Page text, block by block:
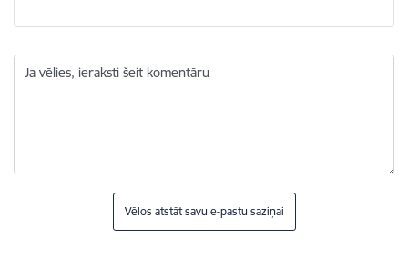
Ja vēlies, ieraksti šeit komentāru
Vēlos atstāt savu e-pastu saziņai